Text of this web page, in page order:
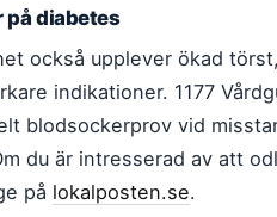
på diabetes
också upplever ökad
indikationer. 1177
blodsockerprov vid
du är intresserad av att
på lokalposten.se.